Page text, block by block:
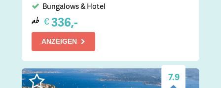
Bungalows & Hotel
ab €336,-
ANZEIGEN
7.9